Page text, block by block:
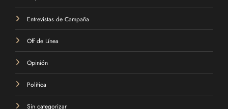
Entrevistas de Campaña
Off de Línea
Opinión
Política
Sin categorizar